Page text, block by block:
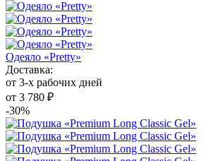
Одеяло «Pretty»
Доставка:
от 3-х рабочих дней
от 3 780 ₽
-30%